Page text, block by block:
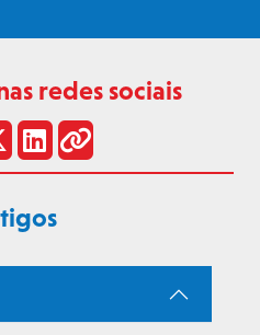
redes sociais